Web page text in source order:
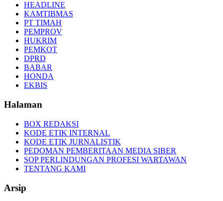
HEADLINE
KAMTIBMAS
PT TIMAH
PEMPROV
HUKRIM
PEMKOT
DPRD
BABAR
HONDA
EKBIS
Halaman
BOX REDAKSI
KODE ETIK INTERNAL
KODE ETIK JURNALISTIK
PEDOMAN PEMBERITAAN MEDIA SIBER
SOP PERLINDUNGAN PROFESI WARTAWAN
TENTANG KAMI
Arsip